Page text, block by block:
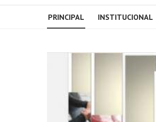
PRINCIPAL INSTITUCIONAL